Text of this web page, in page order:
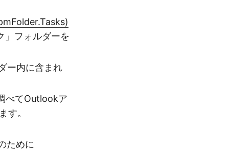
」フォルダーを
ー内に含まれ
べてOutlookア
す。
ために